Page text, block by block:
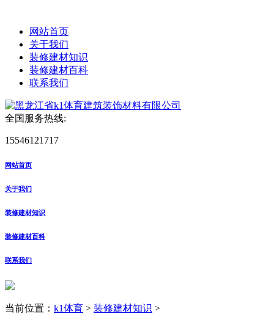
网站首页
关于我们
装修建材知识
装修建材百科
联系我们
全国服务热线:
15546121717
网站首页
关于我们
装修建材知识
装修建材百科
联系我们
当前位置： k1体育 > 装修建材知识 >